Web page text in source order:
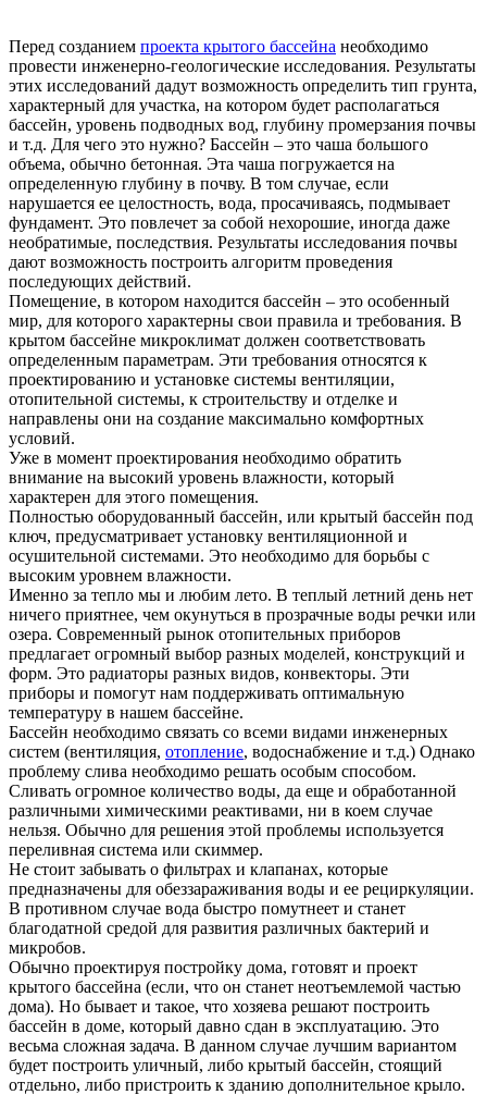
Перед созданием проекта крытого бассейна необходимо
провести инженерно-геологические исследования. Результаты
этих исследований дадут возможность определить тип грунта,
характерный для участка, на котором будет располагаться
бассейн, уровень подводных вод, глубину промерзания почвы
и т.д. Для чего это нужно? Бассейн – это чаша большого
объема, обычно бетонная. Эта чаша погружается на
определенную глубину в почву. В том случае, если
нарушается ее целостность, вода, просачиваясь, подмывает
фундамент. Это повлечет за собой нехорошие, иногда даже
необратимые, последствия. Результаты исследования почвы
дают возможность построить алгоритм проведения
последующих действий.
Помещение, в котором находится бассейн – это особенный
мир, для которого характерны свои правила и требования. В
крытом бассейне микроклимат должен соответствовать
определенным параметрам. Эти требования относятся к
проектированию и установке системы вентиляции,
отопительной системы, к строительству и отделке и
направлены они на создание максимально комфортных
условий.
Уже в момент проектирования необходимо обратить
внимание на высокий уровень влажности, который
характерен для этого помещения.
Полностью оборудованный бассейн, или крытый бассейн под
ключ, предусматривает установку вентиляционной и
осушительной системами. Это необходимо для борьбы с
высоким уровнем влажности.
Именно за тепло мы и любим лето. В теплый летний день нет
ничего приятнее, чем окунуться в прозрачные воды речки или
озера. Современный рынок отопительных приборов
предлагает огромный выбор разных моделей, конструкций и
форм. Это радиаторы разных видов, конвекторы. Эти
приборы и помогут нам поддерживать оптимальную
температуру в нашем бассейне.
Бассейн необходимо связать со всеми видами инженерных
систем (вентиляция, отопление, водоснабжение и т.д.) Однако
проблему слива необходимо решать особым способом.
Сливать огромное количество воды, да еще и обработанной
различными химическими реактивами, ни в коем случае
нельзя. Обычно для решения этой проблемы используется
переливная система или скиммер.
Не стоит забывать о фильтрах и клапанах, которые
предназначены для обеззараживания воды и ее рециркуляции.
В противном случае вода быстро помутнеет и станет
благодатной средой для развития различных бактерий и
микробов.
Обычно проектируя постройку дома, готовят и проект
крытого бассейна (если, что он станет неотъемлемой частью
дома). Но бывает и такое, что хозяева решают построить
бассейн в доме, который давно сдан в эксплуатацию. Это
весьма сложная задача. В данном случае лучшим вариантом
будет построить уличный, либо крытый бассейн, стоящий
отдельно, либо пристроить к зданию дополнительное крыло.